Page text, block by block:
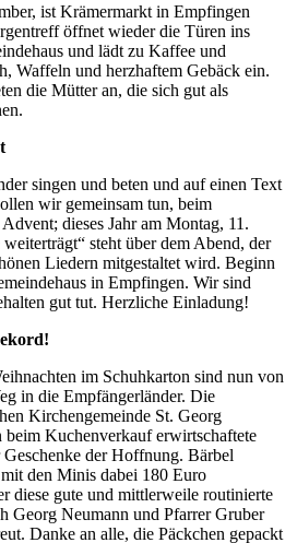
ist Krämermarkt in Empfingen
öffnet wieder die Türen ins
und lädt zu Kaffee und
Waffeln und herzhaftem Gebäck ein.
die Mütter an, die sich gut als
singen und beten und auf einen Text
wir gemeinsam tun, beim
dieses Jahr am Montag, 11.
steht über dem Abend, der
Liedern mitgestaltet wird. Beginn
in Empfingen. Wir sind
gut tut. Herzliche Einladung!
im Schuhkarton sind nun von
in die Empfängerländer. Die
Kirchengemeinde St. Georg
beim Kuchenverkauf erwirtschaftete
der Hoffnung. Bärbel
den Minis dabei 180 Euro
diese gute und mittlerweile routinierte
Georg Neumann und Pfarrer Gruber
Danke an alle, die Päckchen gepackt